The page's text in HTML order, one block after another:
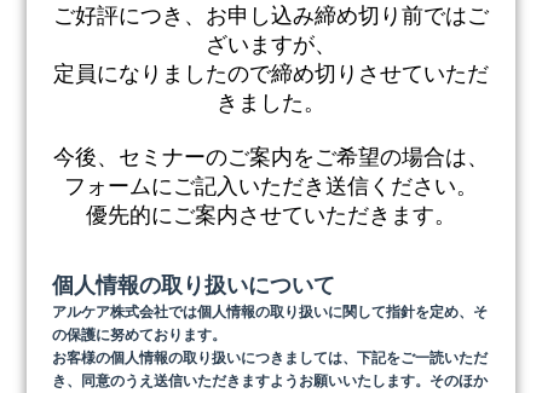
ご好評につき、お申し込み締め切り前ではご
ざいますが、
定員になりましたので締め切りさせていただ
きました。
今後、セミナーのご案内をご希望の場合は、
フォームにご記入いただき送信ください。
優先的にご案内させていただきます。
個人情報の取り扱いについて
アルケア株式会社では個人情報の取り扱いに関して指針を定め、そ
の保護に努めております。
お客様の個人情報の取り扱いにつきましては、下記をご一読いただ
き、同意のうえ送信いただきますようお願いいたします。そのほか